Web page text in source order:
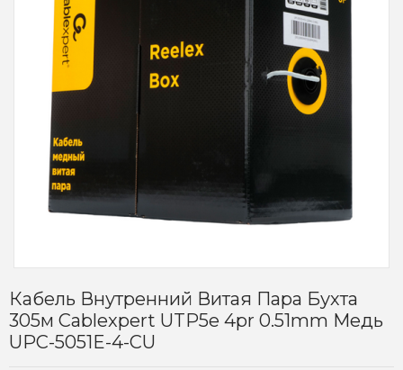
Кабель Внутренний Витая Пара Бухта
305м Cablexpert UTP5e 4pr 0.51mm Медь
UPC-5051E-4-CU